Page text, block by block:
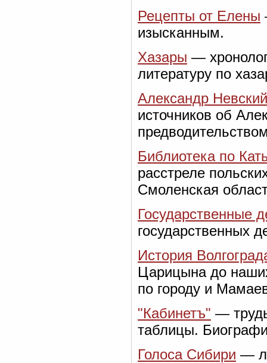
Рецепты от Елены
изысканным.
Хазары —
литературу по
Александр Невский
источников об
Библиотека по
расстреле
Смоленская
Государственные
государственных
История
Царицына до
по городу и
"Кабинетъ" —
таблицы.
Голоса Сибири —